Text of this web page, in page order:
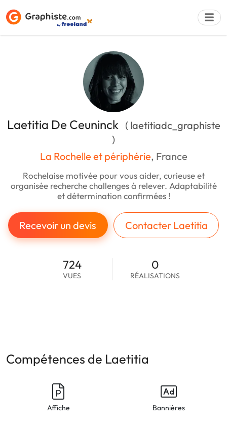
Laetitia De Ceuninck ( laetitiadc_graphiste
)
La Rochelle et périphérie, France
Rochelaise motivée pour vous aider, curieuse et
organisée recherche challenges à relever. Adaptabilité
et détermination confirmées !
Recevoir un devis Contacter Laetitia
724
VUES
0
RÉALISATIONS
Compétences de Laetitia
Affiche Bannières